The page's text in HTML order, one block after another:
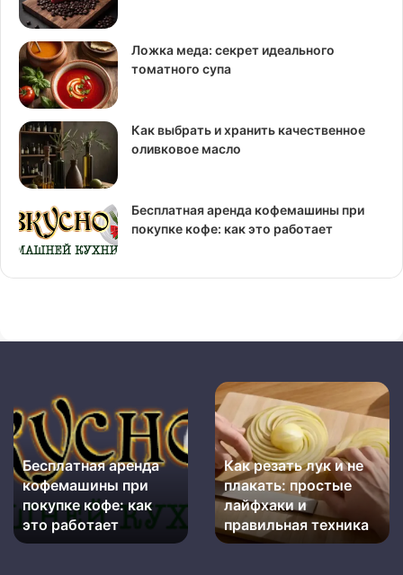
Ложка меда: секрет идеального
томатного супа
Как выбрать и хранить качественное
оливковое масло
Бесплатная аренда кофемашины при
покупке кофе: как это работает
аренда
кофемашины
при
покупке
кофе:
как
это
работает
Бесплатная аренда
кофемашины при
покупке кофе: как
это работает
Как
резать
лук
и
не
плакать:
простые
лайфхаки
и
Как резать лук и не
плакать: простые
лайфхаки и
правильная техника